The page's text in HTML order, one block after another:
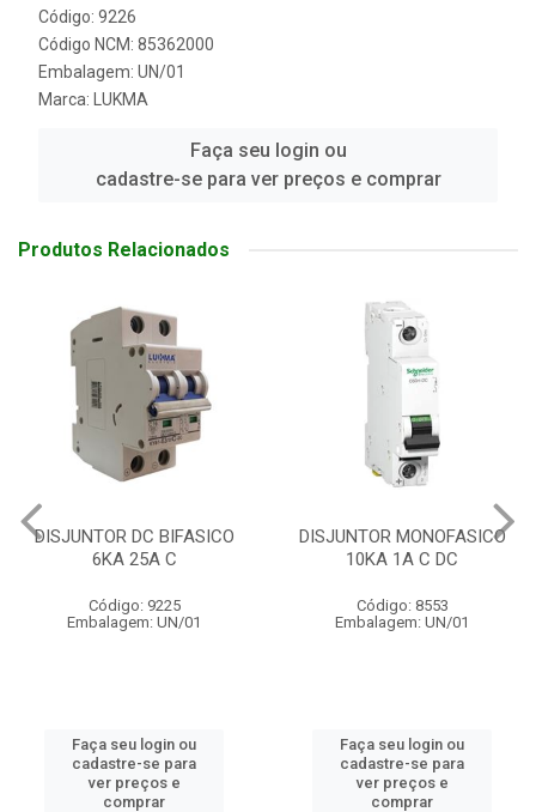
Código: 9226
Código NCM: 85362000
Embalagem: UN/01
Marca:
LUKMA
Faça seu login ou
cadastre-se para ver preços e comprar
Produtos Relacionados
DISJUNTOR DC BIFASICO
6KA 25A C
Código: 9225
Embalagem: UN/01
Faça seu login ou
cadastre-se para
ver preços e
comprar
DISJUNTOR MONOFASICO
10KA 1A C DC
Código: 8553
Embalagem: UN/01
Faça seu login ou
cadastre-se para
ver preços e
comprar